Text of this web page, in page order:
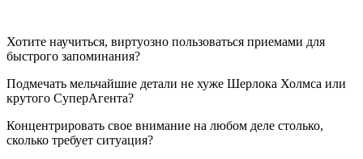
Хотите научиться, виртуозно пользоваться приемами для
быстрого запоминания?
Подмечать мельчайшие детали не хуже Шерлока Холмса или
крутого СуперАгента?
Концентрировать свое внимание на любом деле столько,
сколько требует ситуация?